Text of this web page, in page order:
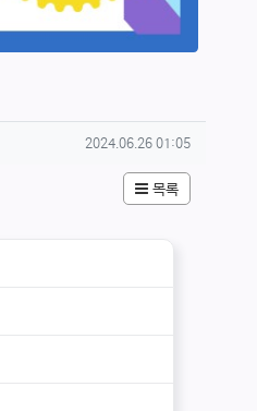
작성일
2024.06.26 01:05
목록